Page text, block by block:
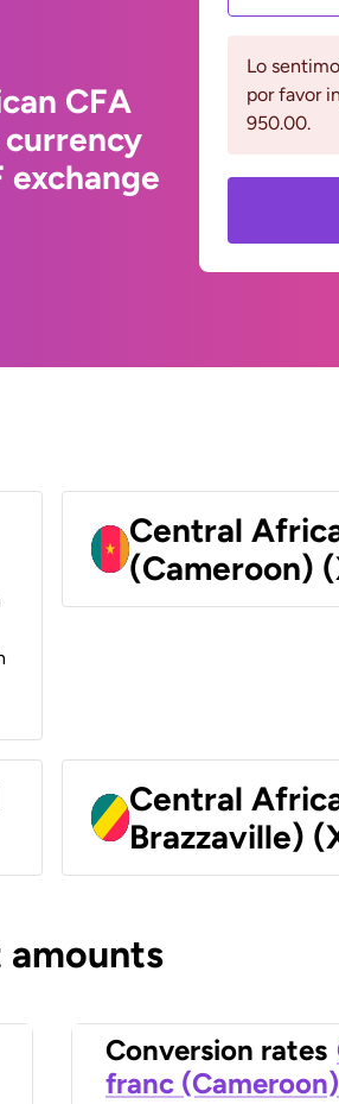
CFA
Lo
por favor
950.00.
Central
(Cameroon)
Central
Brazzaville)
Conversion rates
franc (Cameroon)